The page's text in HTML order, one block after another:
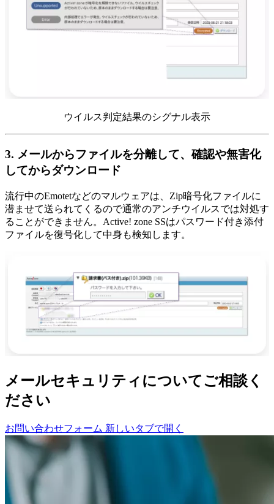
ウイルス判定結果のシグナル表示
3. メールからファイルを分離して、確認や無害化
してからダウンロード
流行中のEmotetなどのマルウェアは、Zip暗号化ファイルに
潜ませて送られてくるので通常のアンチウイルスでは対処す
ることができません。Active! zone SSはパスワード付き添付
ファイルを復号化して中身も検知します。
メールセキュリティについてご相談く
ださい
お問い合わせフォーム 新しいタブで開く